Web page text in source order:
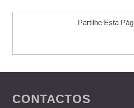
Partilhe Esta
CONTACTOS